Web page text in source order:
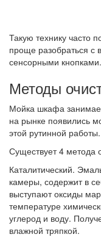
Такую технику часто
проще разобраться
сенсорными кнопками.
Методы
Мойка шкафа
на рынке появились
этой рутинной работы.
Существует 4 метода
Каталитический.
камеры, содержит в
выступают оксиды
температуре
углерод и воду.
влажной тряпкой.